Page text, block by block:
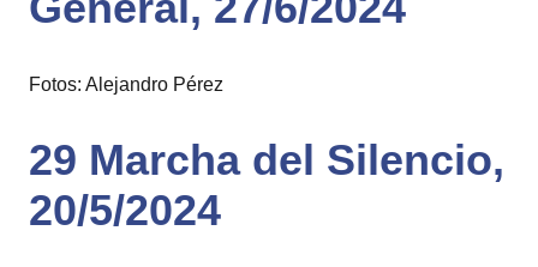
Fotos: Alejandro Pérez
29 Marcha del Silencio,
20/5/2024